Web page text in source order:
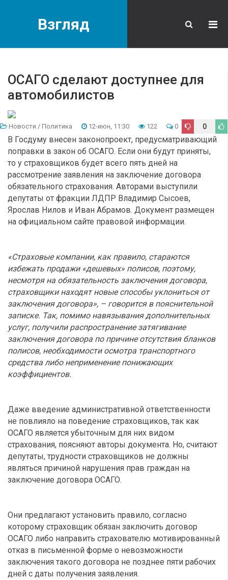
Взгляд
ОСАГО сделают доступнее для
автомобилистов
Новости / Политика 12-июн, 11:30 122 0 0
В Госдуму внесен законопроект, предусматривающий
поправки в закон об ОСАГО. Если они будут приняты,
то у страховщиков будет всего пять дней на
рассмотрение заявления на заключение договора
обязательного страхования. Авторами выступили
депутаты от фракции ЛДПР Владимир Сысоев,
Ярослав Нилов и Иван Абрамов. Документ размещен
на официальном сайте правовой информации.
«Страховые компании, как правило, стараются
избежать продажи «дешевых» полисов, поэтому,
несмотря на обязательность заключения договора,
страховщики находят новые способы уклониться от
заключения договора», – говорится в пояснительной
записке. Так, помимо навязывания дополнительных
услуг, получили распространение затягивание
заключения договора по причине отсутствия бланков
полисов, необходимости осмотра транспортного
средства либо неприменение понижающих
коэффициентов.
Даже введение административной ответственности
не повлияло на поведение страховщиков, так как
ОСАГО является убыточным для них видом
страхования, поясняют авторы документа. Но, считают
депутаты, трудности страховщиков не должны
являться причиной нарушения прав граждан на
заключение договора ОСАГО.
Они предлагают установить правило, согласно
которому страховщик обязан заключить договор
ОСАГО либо направить страхователю мотивированный
отказ в письменной форме о невозможности
заключения такого договора не позднее пяти рабочих
дней с даты получения заявления.